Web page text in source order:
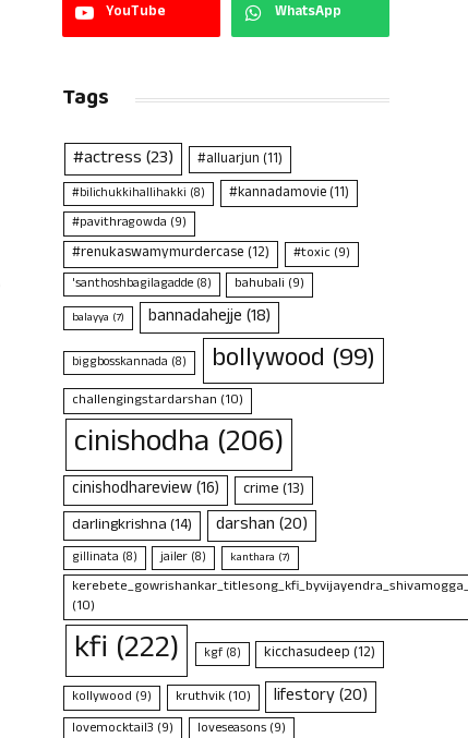
YouTube WhatsApp
Tags
#actress(23) #alluarjun(11)
#bilichukkihallihakki (8) #kannadamovie(11)
#pavithragowda (9)
#renukaswamymurdercase(12) #toxic(9)
'santhoshbagilagadde (8) bahubali (9)
balayya (7) bannadahejje(18)
biggbosskannada (8) bollywood (99)
challengingstardarshan (10)
cinishodha (206)
cinishodhareview(16) crime(13)
darlingkrishna(14) darshan(20)
gillinata (8) jailer (8) kanthara (7)
(10)
kfi (222) kgf(8) kicchasudeep(12)
kollywood (9) kruthvik(10) lifestory(20)
lovemocktail3 (9) loveseasons(9)